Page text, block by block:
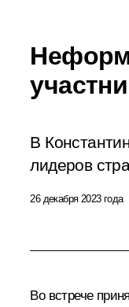
В
лидеров
26 декабря 2023 года
Во встрече